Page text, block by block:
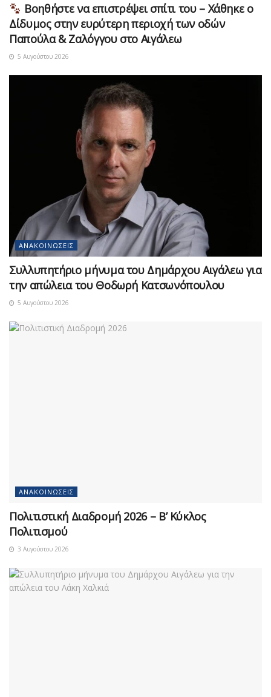
Βοηθήστε να επιστρέψει σπίτι του – Χάθηκε ο
Δίδυμος στην ευρύτερη περιοχή των οδών
Παπούλα & Ζαλόγγου στο Αιγάλεω
5 Αυγούστου 2026
ΑΝΑΚΟΙΝΏΣΕΙΣ
Συλλυπητήριο μήνυμα του Δημάρχου Αιγάλεω για
την απώλεια του Θοδωρή Κατσωνόπουλου
5 Αυγούστου 2026
ΑΝΑΚΟΙΝΏΣΕΙΣ
Πολιτιστική Διαδρομή 2026 – Β’ Κύκλος
Πολιτισμού
3 Αυγούστου 2026